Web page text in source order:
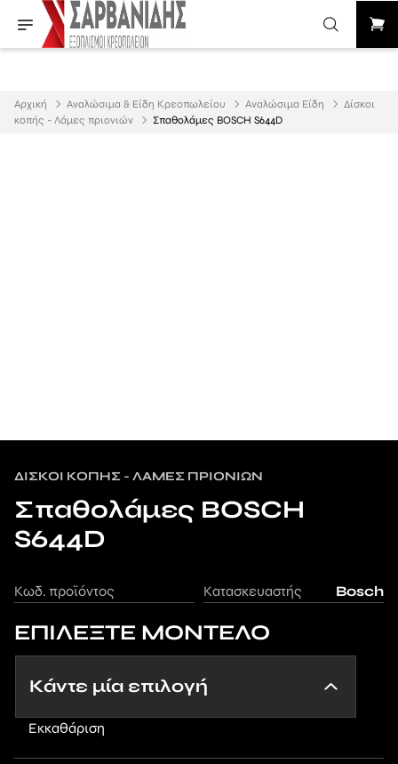
Αρχική Αναλώσιμα & Είδη Κρεοπωλείου Αναλώσιμα Είδη
Δίσκοι
κοπής - Λάμες πριονιών
Σπαθολάμες BOSCH S644D
ΔΊΣΚΟΙ ΚΟΠΉΣ - ΛΆΜΕΣ ΠΡΙΟΝΙΏΝ
Σπαθολάμες BOSCH
S644D
Κωδ. προϊόντος Κατασκευαστής Bosch
ΕΠΙΛΕΞΤΕ ΜΟΝΤΕΛΟ
Εκκαθάριση